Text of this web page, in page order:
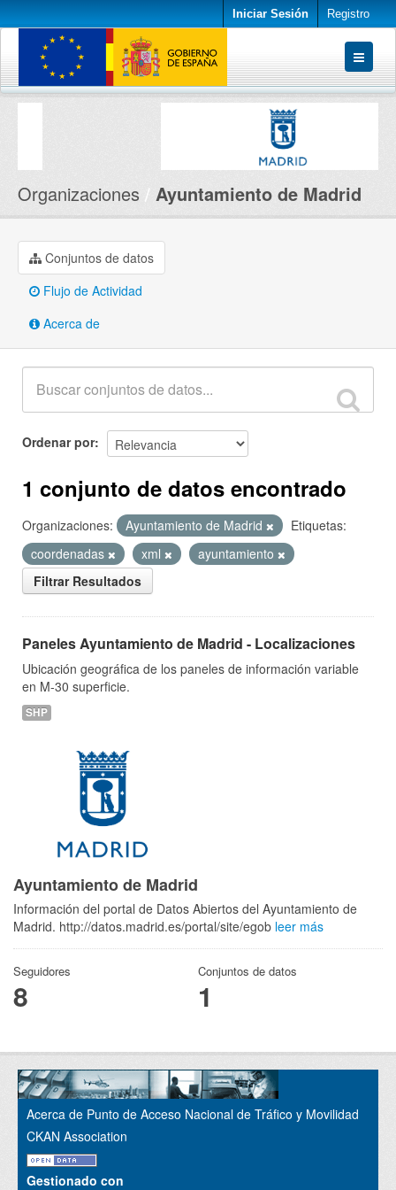
Iniciar Sesión Registro
Conjuntos de datos
Organizaciones Ayuntamiento de Madrid
Conjuntos de datos
Flujo de Actividad
Acerca de
Ordenar por
1 conjunto de datos encontrado
Organizaciones: Ayuntamiento de Madrid
Etiquetas:
coordenadas
xml
ayuntamiento
Filtrar Resultados
Paneles Ayuntamiento de Madrid - Localizaciones
Ubicación geográfica de los paneles de información variable
en M-30 superficie.
SHP
Ayuntamiento de Madrid
Información del portal de Datos Abiertos del Ayuntamiento de
Madrid. http://datos.madrid.es/portal/site/egob leer más
Seguidores
8
Conjuntos de datos
1
Acerca de Punto de Acceso Nacional de Tráfico y Movilidad
CKAN Association
Gestionado con